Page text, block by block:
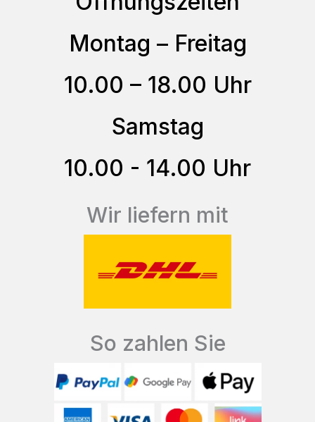
Die
können
auf
der
Produktseite
werden
Montag – Freitag
10.00 – 18.00 Uhr
Samstag
10.00 - 14.00 Uhr
Wir liefern mit
So zahlen Sie